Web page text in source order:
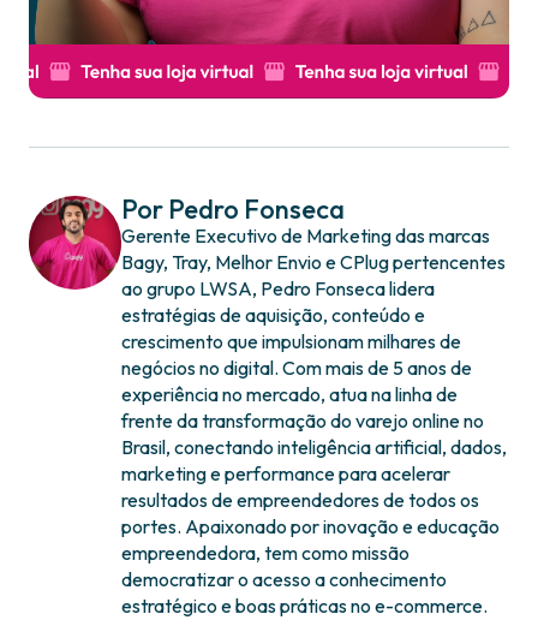
Por Pedro Fonseca
Gerente Executivo de Marketing das marcas
Bagy, Tray, Melhor Envio e CPlug pertencentes
ao grupo LWSA, Pedro Fonseca lidera
estratégias de aquisição, conteúdo e
crescimento que impulsionam milhares de
negócios no digital. Com mais de 5 anos de
experiência no mercado, atua na linha de
frente da transformação do varejo online no
Brasil, conectando inteligência artificial, dados,
marketing e performance para acelerar
resultados de empreendedores de todos os
portes. Apaixonado por inovação e educação
empreendedora, tem como missão
democratizar o acesso a conhecimento
estratégico e boas práticas no e-commerce.